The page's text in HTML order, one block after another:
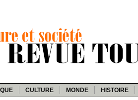
CULTURE MONDE HISTOIRE